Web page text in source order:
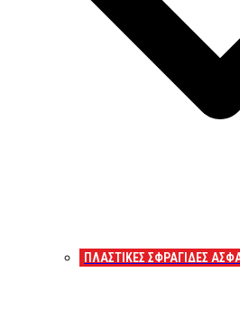
ΠΛΑΣΤΙΚΕΣ ΣΦΡΑΓΙΔΕΣ